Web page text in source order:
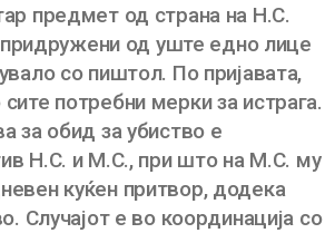
предмет од страна на Н.С.
од уште едно лице
со пиштол. По пријавата,
потребни мерки за истрага.
за обид за убиство е
Н.С. и М.С., при што на М.С. му
куќен притвор, додека
Случајот е во координација со